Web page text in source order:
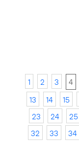
1 2 3 4
13
14 15
23
24 25
32
33 34